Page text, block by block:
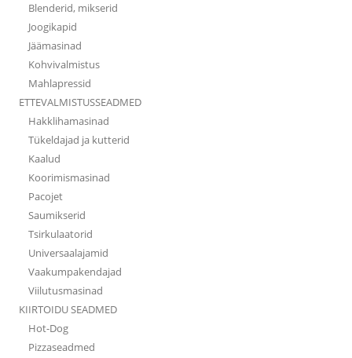
Blenderid, mikserid
Joogikapid
Jäämasinad
Kohvivalmistus
Mahlapressid
ETTEVALMISTUSSEADMED
Hakklihamasinad
Tükeldajad ja kutterid
Kaalud
Koorimismasinad
Pacojet
Saumikserid
Tsirkulaatorid
Universaalajamid
Vaakumpakendajad
Viilutusmasinad
KIIRTOIDU SEADMED
Hot-Dog
Pizzaseadmed